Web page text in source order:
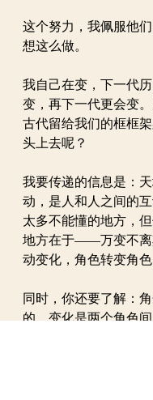
这个努力，我佩服他
想这么做。
我自己在变，下一代
变，再下一代更会变
古代留给我们的框框
头上去呢？
我要传递的信息是：
动，是人和人之间的
太多不能懂的地方，
地方在于——万变不离
动变化，角色转变角色
同时，你还要了解：
的，变化是两个角色